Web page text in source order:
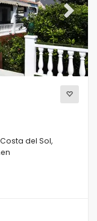
Next
del Sol,